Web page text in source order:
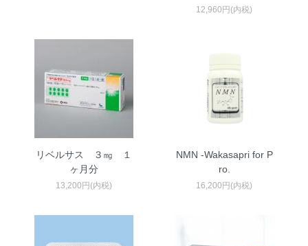
12,960円(内税)
リベルサス ３㎎ １
ヶ月分
13,200円(内税)
NMN -Wakasapri for P
ro.
16,200円(内税)